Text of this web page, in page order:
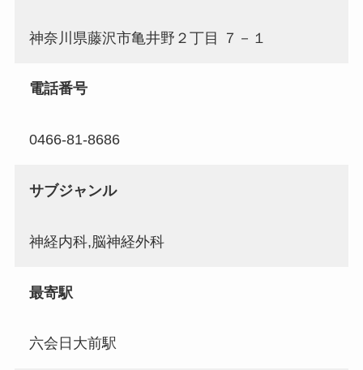
神奈川県藤沢市亀井野２丁目 ７－１
電話番号
0466-81-8686
サブジャンル
神経内科,脳神経外科
最寄駅
六会日大前駅